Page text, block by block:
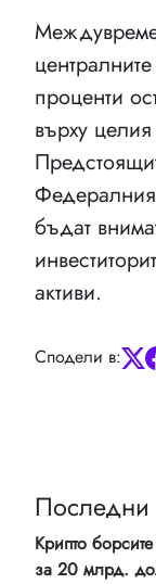
проценти
върху
бъдат
активи.
Сподели в:
Последни
Крипто
за 20 млрд.